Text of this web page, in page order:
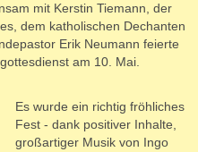
mit Kerstin Tiemann, der
dem katholischen Dechanten
Erik Neumann feierte
am 10. Mai.
Es wurde ein richtig fröhliches
Fest - dank positiver Inhalte,
großartiger Musik von Ingo